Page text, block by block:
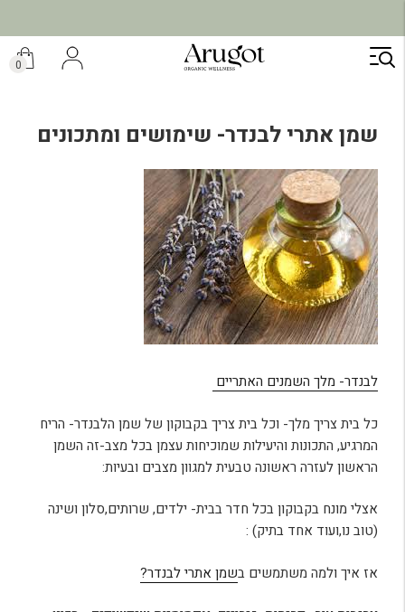
דילוג
לתוכן
0
שמן אתרי לבנדר- שימושים ומתכונים
לבנדר- מלך השמנים האתריים
כל בית צריך מלך- וכל בית צריך בקבוקון של שמן הלבנדר- הריח
המרגיע, התכונות והיעילות שמוכיחות עצמן בכל מצב-זה השמן
הראשון לעזרה ראשונה טבעית למגוון מצבים ובעיות:
אצלי מונח בקבוקון בכל חדר בבית- ילדים, שרותים,סלון ושינה
(טוב נו,ועוד אחד בתיק) :
אז איך ולמה משתמשים בשמן אתרי לבנדר?